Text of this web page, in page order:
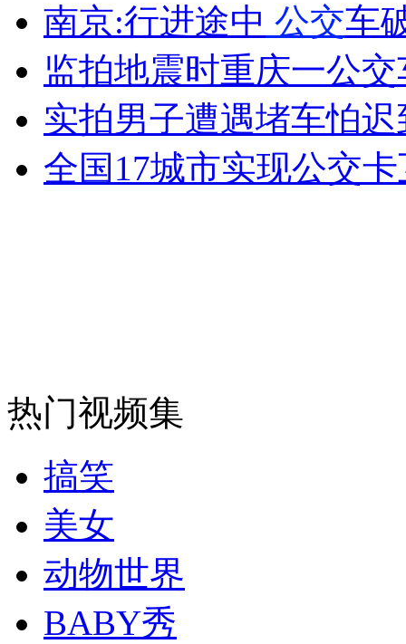
外交部：反对强权政治霸凌主义
外交部：有关国家言论片面不公正
纽约上演“枕头大战”
司机酒驾遇交警 急速倒车逃窜
南京:行进途中 公交车
监拍地震时重庆一公
实拍男子遭遇堵车怕迟
全国17城市实现公交
热门视频集
搞笑
美女
动物世界
BABY秀